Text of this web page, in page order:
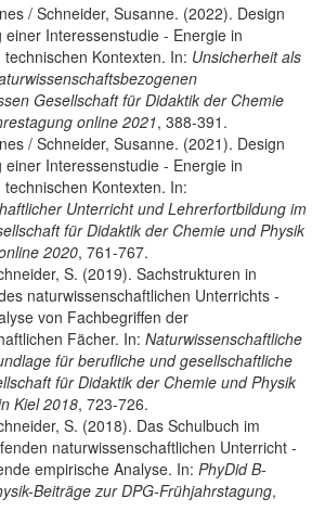
/ Schneider, Susanne. (2022). Design
einer Interessenstudie - Energie in
Kontexten. In: Unsicherheit als
Gesellschaft für Didaktik der Chemie
online 2021, 388-391.
/ Schneider, Susanne. (2021). Design
einer Interessenstudie - Energie in
Kontexten. In:
Unterricht und Lehrerfortbildung im
für Didaktik der Chemie und Physik
2020, 761-767.
S. (2019). Sachstrukturen in
naturwissenschaftlichen Unterrichts -
von Fachbegriffen der
Fächer. In: Naturwissenschaftliche
für berufliche und gesellschaftliche
für Didaktik der Chemie und Physik
Kiel 2018, 723-726.
S. (2018). Das Schulbuch im
naturwissenschaftlichen Unterricht -
empirische Analyse. In: PhyDid B-
Beiträge zur DPG-Frühjahrstagung,